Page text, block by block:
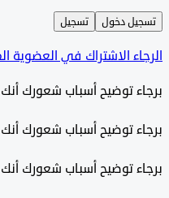
دخول تسجيل
الاشتراك في العضوية
توضيح أسباب شعورك أنك
توضيح أسباب شعورك أنك بحاجة
توضيح أسباب شعورك أنك